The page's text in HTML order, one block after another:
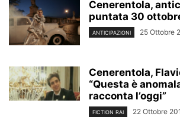
Cenerentola,
puntata 30
ANTICIPAZIONI 25 Ottobre
Cenerentola,
“Questa è
racconta l’oggi”
FICTION RAI 22 Ottobre